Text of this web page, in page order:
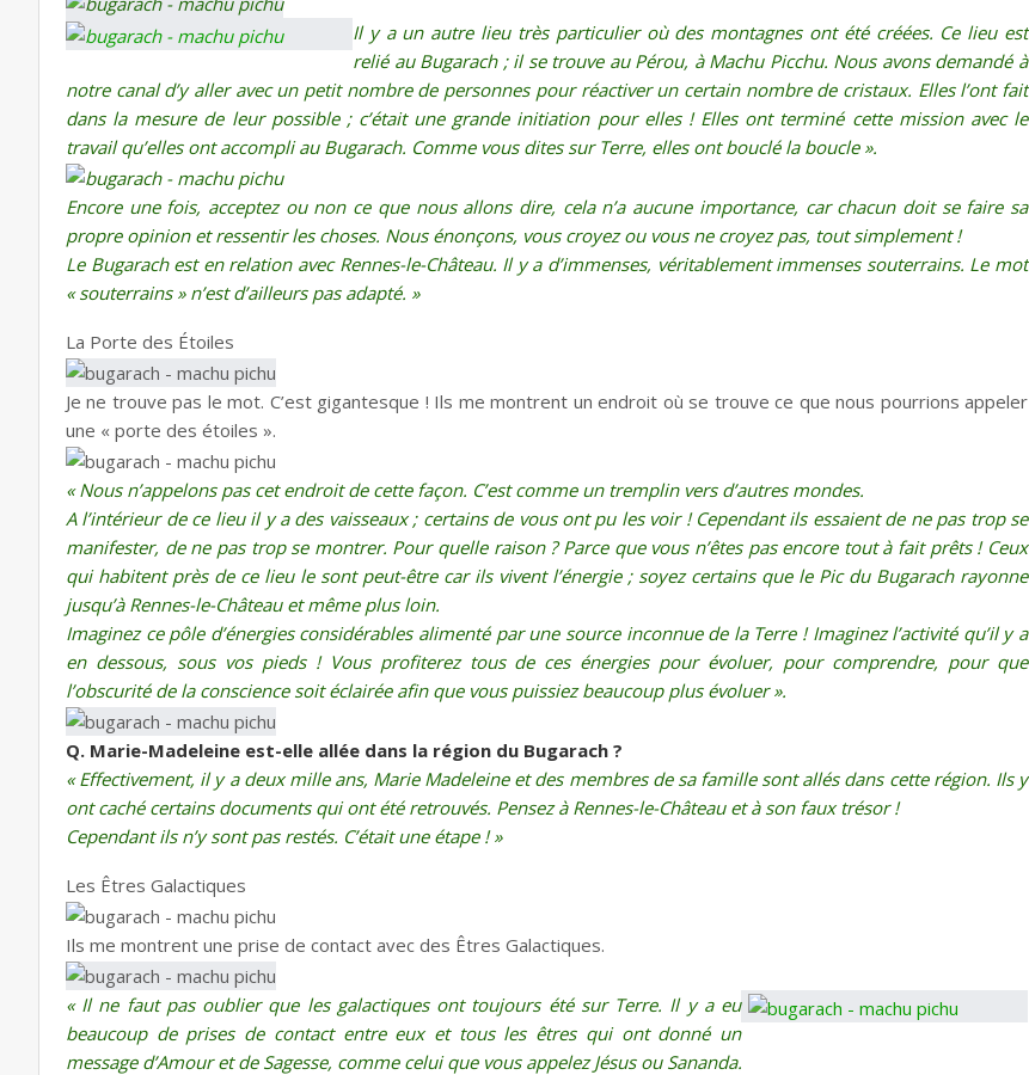
Il y a un autre lieu très particulier où des montagnes ont été créées. Ce lieu est
relié au Bugarach ; il se trouve au Pérou, à Machu Picchu. Nous avons demandé à
notre canal d’y aller avec un petit nombre de personnes pour réactiver un certain nombre de cristaux. Elles l’ont fait
dans la mesure de leur possible ; c’était une grande initiation pour elles ! Elles ont terminé cette mission avec le
travail qu’elles ont accompli au Bugarach. Comme vous dites sur Terre, elles ont bouclé la boucle ».
Encore une fois, acceptez ou non ce que nous allons dire, cela n’a aucune importance, car chacun doit se faire sa
propre opinion et ressentir les choses. Nous énonçons, vous croyez ou vous ne croyez pas, tout simplement !
Le Bugarach est en relation avec Rennes-le-Château. Il y a d’immenses, véritablement immenses souterrains. Le mot
« souterrains » n’est d’ailleurs pas adapté. »
La Porte des Étoiles
Je ne trouve pas le mot. C’est gigantesque ! Ils me montrent un endroit où se trouve ce que nous pourrions appeler
une « porte des étoiles ».
« Nous n’appelons pas cet endroit de cette façon. C’est comme un tremplin vers d’autres mondes.
A l’intérieur de ce lieu il y a des vaisseaux ; certains de vous ont pu les voir ! Cependant ils essaient de ne pas trop se
manifester, de ne pas trop se montrer. Pour quelle raison ? Parce que vous n’êtes pas encore tout à fait prêts ! Ceux
qui habitent près de ce lieu le sont peut-être car ils vivent l’énergie ; soyez certains que le Pic du Bugarach rayonne
jusqu’à Rennes-le-Château et même plus loin.
Imaginez ce pôle d’énergies considérables alimenté par une source inconnue de la Terre ! Imaginez l’activité qu’il y a
en dessous, sous vos pieds ! Vous profiterez tous de ces énergies pour évoluer, pour comprendre, pour que
l’obscurité de la conscience soit éclairée afin que vous puissiez beaucoup plus évoluer ».
Q. Marie-Madeleine est-elle allée dans la région du Bugarach ?
« Effectivement, il y a deux mille ans, Marie Madeleine et des membres de sa famille sont allés dans cette région. Ils y
ont caché certains documents qui ont été retrouvés. Pensez à Rennes-le-Château et à son faux trésor !
Cependant ils n’y sont pas restés. C’était une étape ! »
Les Êtres Galactiques
Ils me montrent une prise de contact avec des Êtres Galactiques.
« Il ne faut pas oublier que les galactiques ont toujours été sur Terre. Il y a eu
beaucoup de prises de contact entre eux et tous les êtres qui ont donné un
message d’Amour et de Sagesse, comme celui que vous appelez Jésus ou Sananda.